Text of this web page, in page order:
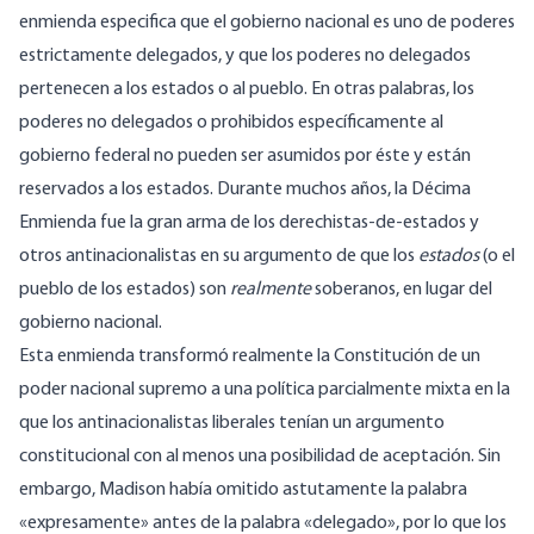
enmienda especifica que el gobierno nacional es uno de poderes
estrictamente delegados, y que los poderes no delegados
pertenecen a los estados o al pueblo. En otras palabras, los
poderes no delegados o prohibidos específicamente al
gobierno federal no pueden ser asumidos por éste y están
reservados a los estados. Durante muchos años, la Décima
Enmienda fue la gran arma de los derechistas-de-estados y
otros antinacionalistas en su argumento de que los estados(o el
pueblo de los estados) son realmentesoberanos, en lugar del
gobierno nacional.
Esta enmienda transformó realmente la Constitución de un
poder nacional supremo a una política parcialmente mixta en la
que los antinacionalistas liberales tenían un argumento
constitucional con al menos una posibilidad de aceptación. Sin
embargo, Madison había omitido astutamente la palabra
«expresamente» antes de la palabra «delegado», por lo que los